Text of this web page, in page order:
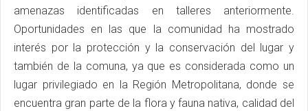
amenazas identificadas en talleres anteriormente.
Oportunidades en las que la comunidad ha mostrado
interés por la protección y la conservación del lugar y
también de la comuna, ya que es considerada como un
lugar privilegiado en la Región Metropolitana, donde se
encuentra gran parte de la flora y fauna nativa, calidad del